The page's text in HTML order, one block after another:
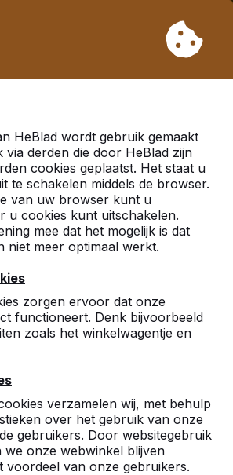
rekening met langere levertijden.
HeBlad wordt gebruik gemaakt
via derden die door HeBlad zijn
cookies geplaatst. Het staat u
te schakelen middels de browser.
van uw browser kunt u
u cookies kunt uitschakelen.
mee dat het mogelijk is dat
niet meer optimaal werkt.
zorgen ervoor dat onze
functioneert. Denk bijvoorbeeld
zoals het winkelwagentje en
verzamelen wij, met behulp
over het gebruik van onze
gebruikers. Door websitegebruik
we onze webwinkel blijven
voordeel van onze gebruikers.
30.000 producten verkocht
in:Eindhoven
om mee samen te werken.
een zeer snelle levering! De
aardig, vakbekwaam en
zijn door hem op de juiste